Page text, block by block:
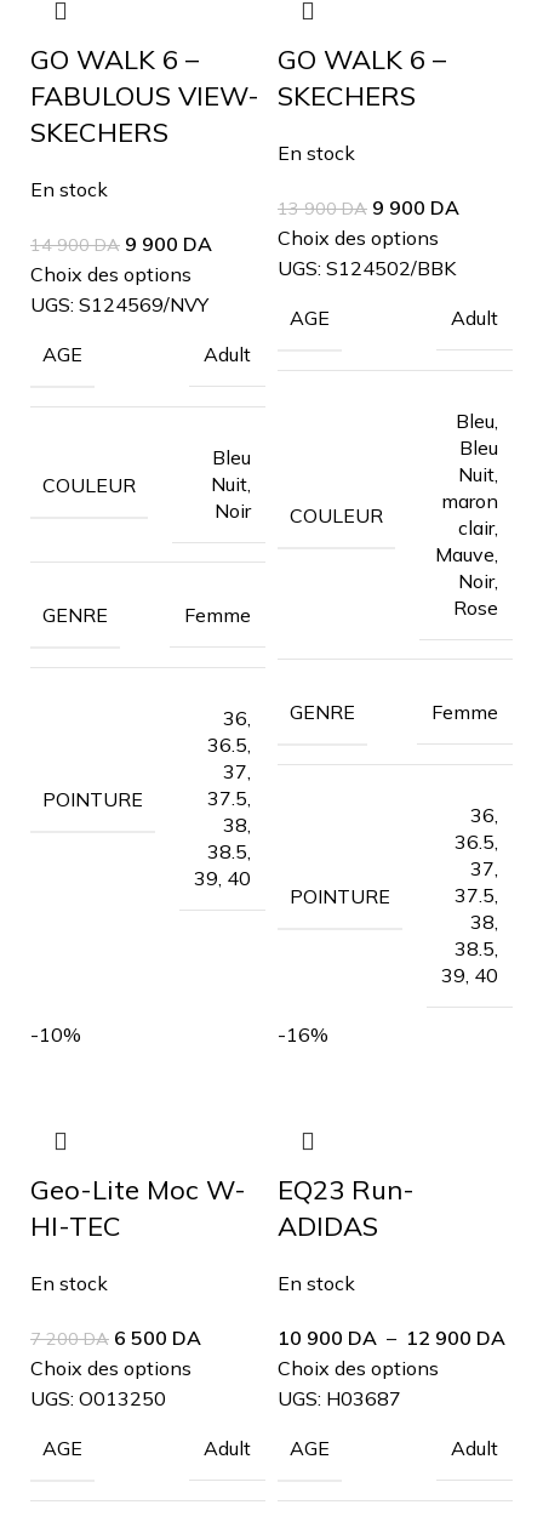
GO WALK 6 –
FABULOUS VIEW-
SKECHERS
En stock
14 900DA 9 900 DA
Choix des options
UGS: S124569/NVY
AGE Adult
COULEUR
Bleu
Nuit,
Noir
GENRE Femme
POINTURE
36,
36.5,
37,
37.5,
38,
38.5,
39, 40
GO WALK 6 –
SKECHERS
En stock
13 900DA 9 900 DA
Choix des options
UGS: S124502/BBK
AGE Adult
COULEUR
Bleu,
Bleu
Nuit,
maron
clair,
Mauve,
Noir,
Rose
GENRE Femme
POINTURE
36,
36.5,
37,
37.5,
38,
38.5,
39, 40
-10%
Geo-Lite Moc W-
HI-TEC
En stock
7 200DA 6 500 DA
Choix des options
UGS: O013250
AGE Adult
-16%
EQ23 Run-
ADIDAS
En stock
10 900 DA – 12 900 DA
Choix des options
UGS: H03687
AGE Adult